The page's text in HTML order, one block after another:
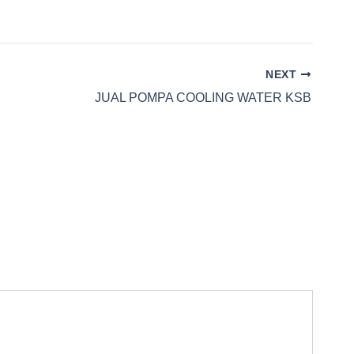
NEXT
JUAL POMPA COOLING WATER KSB